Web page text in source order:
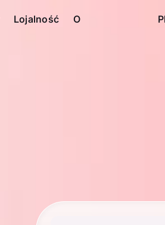
Lojalność O